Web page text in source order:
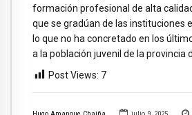
formación profesional de alta
que se gradúan de las instituciones
lo que no ha concretado en los
a la población juvenil de la provincia
Post Views: 7